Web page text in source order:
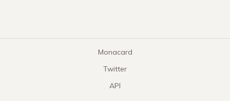
Monacard
Twitter
API